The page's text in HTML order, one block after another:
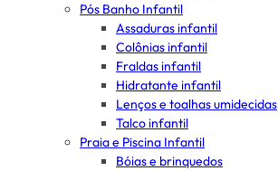
Pós Banho Infantil
Assaduras infantil
Colônias infantil
Fraldas infantil
Hidratante infantil
Lenços e toalhas umidecidas
Talco infantil
Praia e Piscina Infantil
Bóias e brinquedos